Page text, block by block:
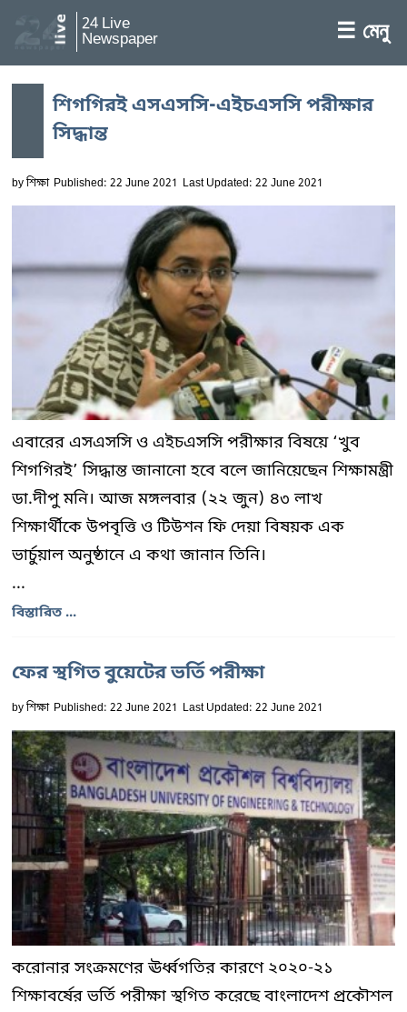
24 Live
Newspaper ☰ মেনু
শিগগিরই এসএসসি-এইচএসসি পরীক্ষার
সিদ্ধান্ত
byশিক্ষা Published: 22 June 2021 Last Updated: 22 June 2021
এবারের এসএসসি ও এইচএসসি পরীক্ষার বিষয়ে ‘খুব
শিগগিরই’ সিদ্ধান্ত জানানো হবে বলে জানিয়েছেন শিক্ষামন্ত্রী
ডা.দীপু মনি। আজ মঙ্গলবার (২২ জুন) ৪৩ লাখ
শিক্ষার্থীকে উপবৃত্তি ও টিউশন ফি দেয়া বিষয়ক এক
ভার্চুয়াল অনুষ্ঠানে এ কথা জানান তিনি।
...
বিস্তারিত ...
ফের স্থগিত বুয়েটের ভর্তি পরীক্ষা
byশিক্ষা Published: 22 June 2021 Last Updated: 22 June 2021
করোনার সংক্রমণের ঊর্ধ্বগতির কারণে ২০২০-২১
শিক্ষাবর্ষের ভর্তি পরীক্ষা স্থগিত করেছে বাংলাদেশ প্রকৌশল